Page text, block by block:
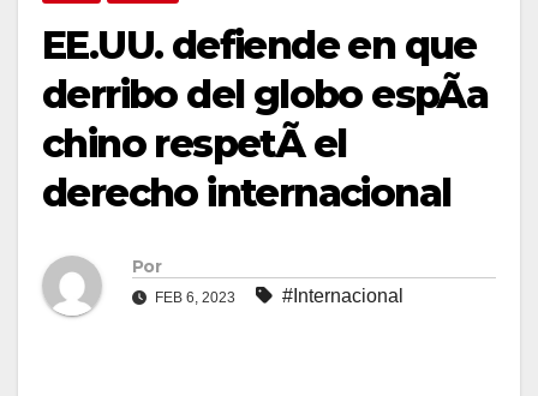
EE.UU. defiende en que
derribo del globo espÃa
chino respetÃ el
derecho internacional
Por
FEB 6, 2023 #Internacional